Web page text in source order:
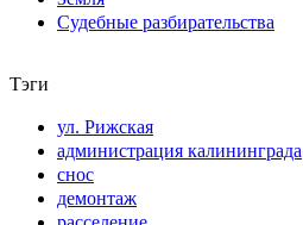
Судебные разбирательства
Тэги
ул. Рижская
администрация калининграда
снос
демонтаж